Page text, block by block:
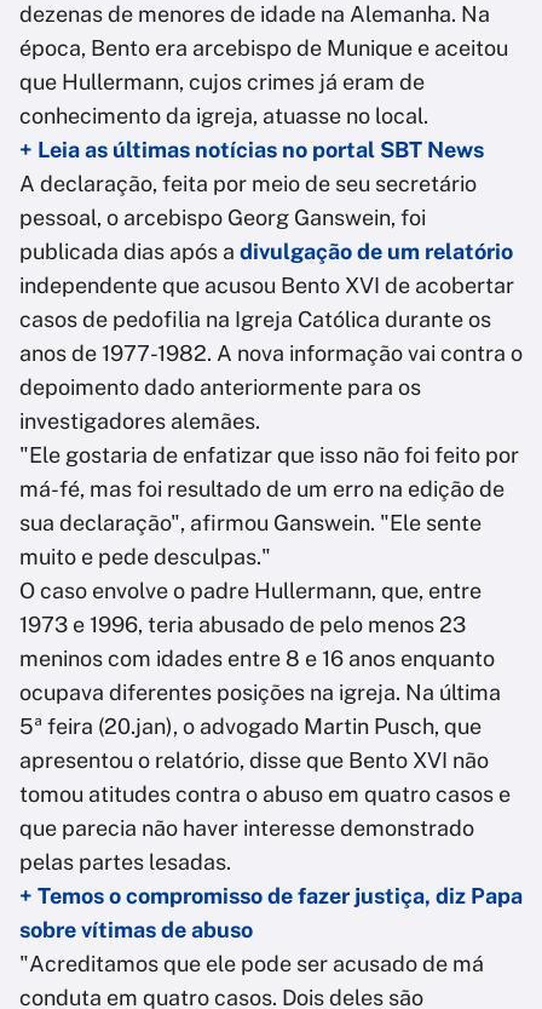
dezenas de menores de idade na Alemanha. Na
época, Bento era arcebispo de Munique e aceitou
que Hullermann, cujos crimes já eram de
conhecimento da igreja, atuasse no local.
+ Leia as últimas notícias no portal SBT News
A declaração, feita por meio de seu secretário
pessoal, o arcebispo Georg Ganswein, foi
publicada dias após a divulgação de um relatório
independente que acusou Bento XVI de acobertar
casos de pedofilia na Igreja Católica durante os
anos de 1977-1982. A nova informação vai contra o
depoimento dado anteriormente para os
investigadores alemães.
"Ele gostaria de enfatizar que isso não foi feito por
má-fé, mas foi resultado de um erro na edição de
sua declaração", afirmou Ganswein. "Ele sente
muito e pede desculpas."
O caso envolve o padre Hullermann, que, entre
1973 e 1996, teria abusado de pelo menos 23
meninos com idades entre 8 e 16 anos enquanto
ocupava diferentes posições na igreja. Na última
5ª feira (20.jan), o advogado Martin Pusch, que
apresentou o relatório, disse que Bento XVI não
tomou atitudes contra o abuso em quatro casos e
que parecia não haver interesse demonstrado
pelas partes lesadas.
+ Temos o compromisso de fazer justiça, diz Papa
sobre vítimas de abuso
"Acreditamos que ele pode ser acusado de má
conduta em quatro casos. Dois deles são